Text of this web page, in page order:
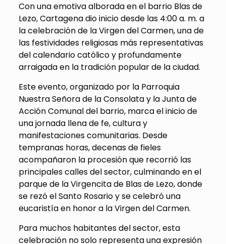
Con una emotiva alborada en el barrio Blas de
Lezo, Cartagena dio inicio desde las 4:00 a. m. a
la celebración de la Virgen del Carmen, una de
las festividades religiosas más representativas
del calendario católico y profundamente
arraigada en la tradición popular de la ciudad.
Este evento, organizado por la Parroquia
Nuestra Señora de la Consolata y la Junta de
Acción Comunal del barrio, marca el inicio de
una jornada llena de fe, cultura y
manifestaciones comunitarias. Desde
tempranas horas, decenas de fieles
acompañaron la procesión que recorrió las
principales calles del sector, culminando en el
parque de la Virgencita de Blas de Lezo, donde
se rezó el Santo Rosario y se celebró una
eucaristía en honor a la Virgen del Carmen.
Para muchos habitantes del sector, esta
celebración no solo representa una expresión